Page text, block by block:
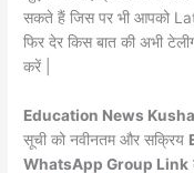
सकते हैं जिस पर भी आपको
फिर देर किस बात की अभी
करें |
Education News
सूची को नवीनतम और सक्रिय
WhatsApp Group Link